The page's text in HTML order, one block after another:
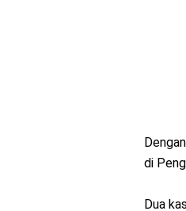
di
Dua